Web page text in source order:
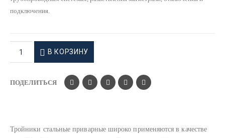
подключения.
В КОРЗИНУ
ПОДЕЛИТЬСЯ
Тройники стальные приварные широко применяются в качестве